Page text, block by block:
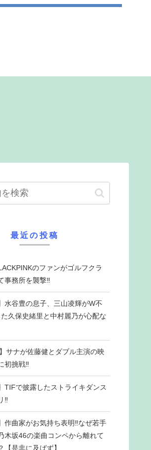
最近の投稿
のファンがゴルフクラ
事務所を襲撃‼
水谷豊の息子、三山凌輝がW不
久保史緒里と中村麗乃が心配な
】サナが佐藤健とダブル主演の映
初挑戦‼
TIFで披露したストライキダンス
‼
作曲家がお気持ち表明‼なぜ若手
木坂46の楽曲コンペから離れて
【是非に及ばず】